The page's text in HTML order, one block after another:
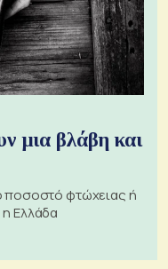
μια βλάβη και
ποσοστό φτώχειας ή
Ελλάδα